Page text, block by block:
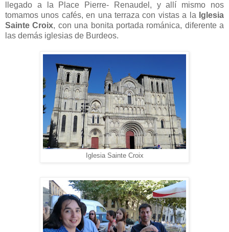
llegado a la Place Pierre- Renaudel, y allí mismo nos
tomamos unos cafés, en una terraza con vistas a la Iglesia
Sainte Croix, con una bonita portada románica, diferente a
las demás iglesias de Burdeos.
Iglesia Sainte Croix